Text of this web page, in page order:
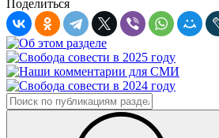
Поделиться